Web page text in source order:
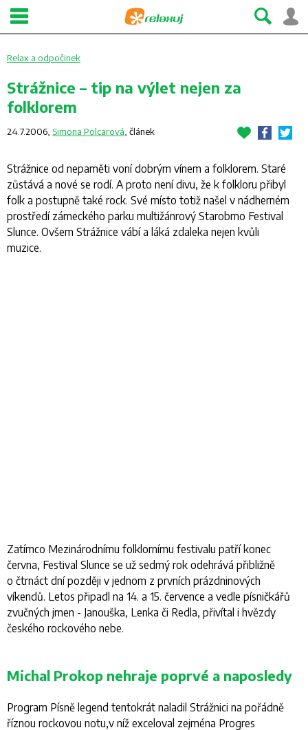
Relax a odpočinek
Strážnice – tip na výlet nejen za
folklorem
24.7.2006, Simona Polcarová článek
Strážnice od nepaměti voní dobrým vínem a folklorem. Staré
zůstává a nové se rodí. A proto není divu, že k folkloru přibyl
folk a postupně také rock. Své místo totiž našel v nádherném
prostředí zámeckého parku multižánrový Starobrno Festival
Slunce. Ovšem Strážnice vábí a láká zdaleka nejen kvůli
muzice.
Zatímco Mezinárodnímu folklornímu festivalu patří konec
června, Festival Slunce se už sedmý rok odehrává přibližně
o čtrnáct dní později v jednom z prvních prázdninových
víkendů. Letos připadl na 14. a 15. července a vedle písničkářů
zvučných jmen - Janouška, Lenka či Redla, přivítal i hvězdy
českého rockového nebe.
Michal Prokop nehraje poprvé a naposledy
Program Písně legend tentokrát naladil Strážnici na pořádně
říznou rockovou notu,v níž exceloval zejména Progres